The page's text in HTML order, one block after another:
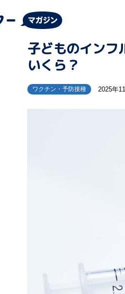
子どものインフ
いくら？
ワクチン・予防接種 2025年